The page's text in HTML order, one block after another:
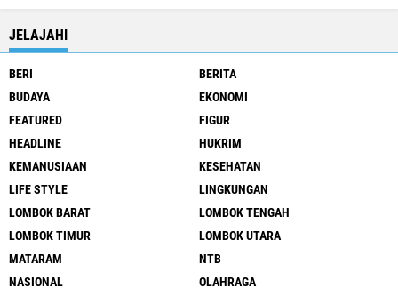
JELAJAHI
BERI
BERITA
BUDAYA
EKONOMI
FEATURED
FIGUR
HEADLINE
HUKRIM
KEMANUSIAAN
KESEHATAN
LIFE STYLE
LINGKUNGAN
LOMBOK BARAT
LOMBOK TENGAH
LOMBOK TIMUR
LOMBOK UTARA
MATARAM
NTB
NASIONAL
OLAHRAGA